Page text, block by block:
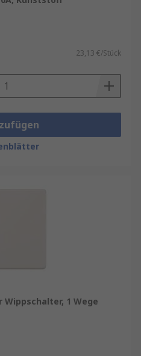
umfangreichen
haben, können Sie
installieren oder
installieren lassen.23,13 €/Stück
Wippschalter, 1 Wege